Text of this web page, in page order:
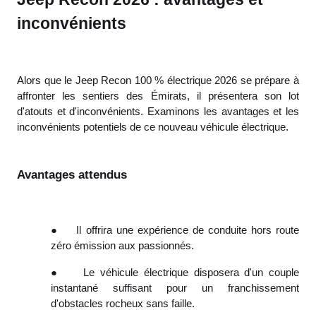
inconvénients
Alors que le Jeep Recon 100 % électrique 2026 se prépare à
affronter les sentiers des Émirats, il présentera son lot
d'atouts et d'inconvénients. Examinons les avantages et les
inconvénients potentiels de ce nouveau véhicule électrique.
Avantages attendus
●
Il offrira une expérience de conduite hors route
zéro émission aux passionnés.
●
Le véhicule électrique disposera d'un couple
instantané suffisant pour un franchissement
d'obstacles rocheux sans faille.